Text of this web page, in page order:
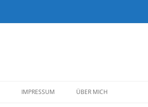
IMPRESSUM ÜBER MICH